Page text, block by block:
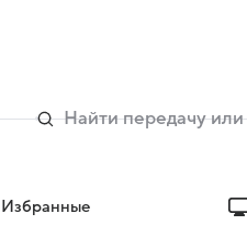
Избранные